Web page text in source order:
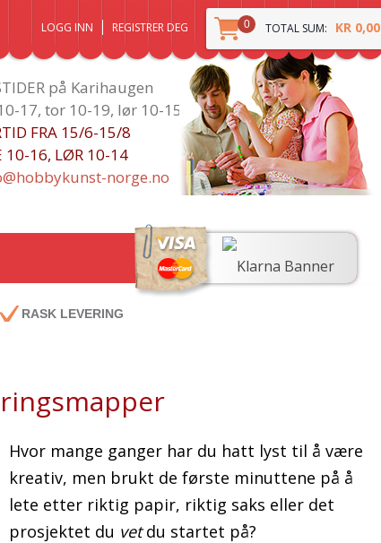
0 TOTAL SUM: KR 0,00
LOGG INN REGISTRER DEG
på Karihaugen
17, tor 10-19, lør 10-15
FRA 15/6-15/8
10-16, LØR 10-14
norge.no
RASK LEVERING
Hvor mange ganger har du hatt lyst til å være
kreativ, men brukt de første minuttene på å
lete etter riktig papir, riktig saks eller det
prosjektet du vetdu startet på?